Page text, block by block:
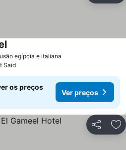
egípcia e italiana
Ver preços
Said
os preços
Ver preços
Partilhar